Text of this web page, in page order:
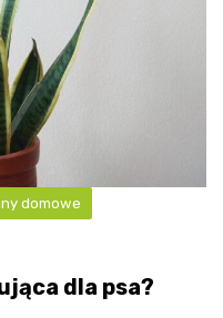
domowe
dla psa?